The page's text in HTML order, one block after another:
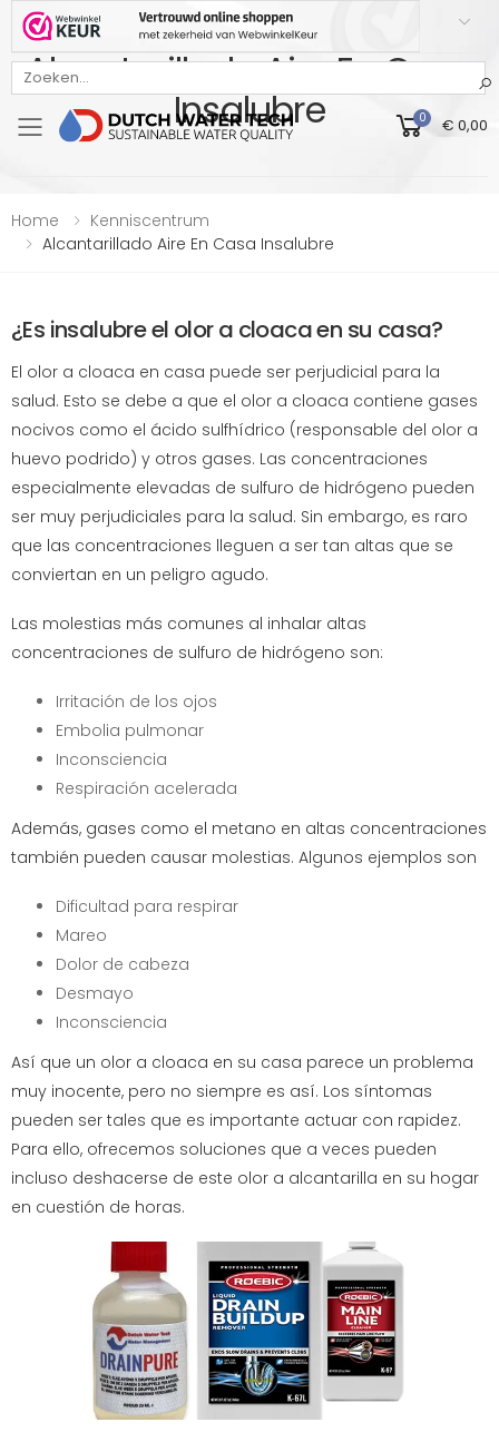
Bekijk onze Webwinkelkeur beoordeling
Toggle mobile menu
0 € 0,00
Alcantarillado Aire En Casa
Insalubre
Home
Kenniscentrum
Alcantarillado Aire En Casa Insalubre
¿Es insalubre el olor a cloaca en su casa?
El olor a cloaca en casa puede ser perjudicial para la
salud. Esto se debe a que el olor a cloaca contiene gases
nocivos como el ácido sulfhídrico (responsable del olor a
huevo podrido) y otros gases. Las concentraciones
especialmente elevadas de sulfuro de hidrógeno pueden
ser muy perjudiciales para la salud. Sin embargo, es raro
que las concentraciones lleguen a ser tan altas que se
conviertan en un peligro agudo.
Las molestias más comunes al inhalar altas
concentraciones de sulfuro de hidrógeno son:
Irritación de los ojos
Embolia pulmonar
Inconsciencia
Respiración acelerada
Además, gases como el metano en altas concentraciones
también pueden causar molestias. Algunos ejemplos son
Dificultad para respirar
Mareo
Dolor de cabeza
Desmayo
Inconsciencia
Así que un olor a cloaca en su casa parece un problema
muy inocente, pero no siempre es así. Los síntomas
pueden ser tales que es importante actuar con rapidez.
Para ello, ofrecemos soluciones que a veces pueden
incluso deshacerse de este olor a alcantarilla en su hogar
en cuestión de horas.